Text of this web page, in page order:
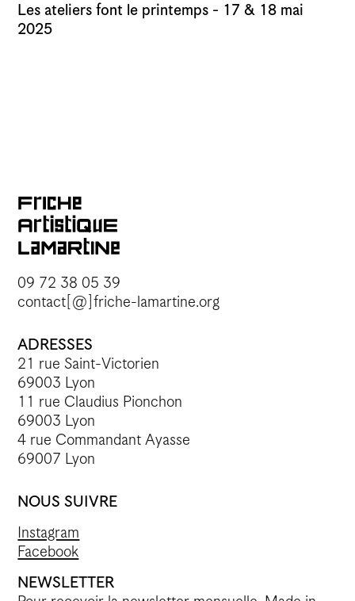
Les ateliers font le printemps - 17 & 18 mai
2025
09 72 38 05 39
contact[@]friche-lamartine.org
ADRESSES
21 rue Saint-Victorien
69003 Lyon
11 rue Claudius Pionchon
69003 Lyon
4 rue Commandant Ayasse
69007 Lyon
NOUS SUIVRE
Instagram
Facebook
NEWSLETTER